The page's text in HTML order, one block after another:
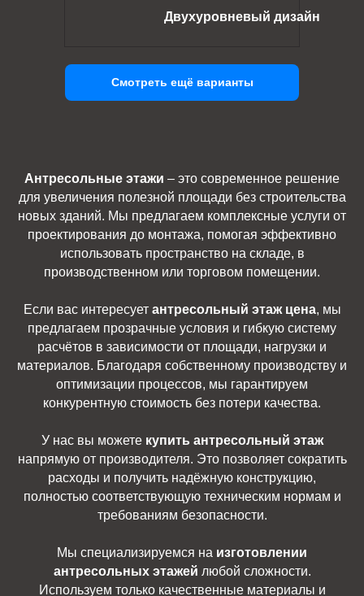
Двухуровневый дизайн
Смотреть ещё варианты
Антресольные этажи – это современное решение
для увеличения полезной площади без строительства
новых зданий. Мы предлагаем комплексные услуги от
проектирования до монтажа, помогая эффективно
использовать пространство на складе, в
производственном или торговом помещении.
Если вас интересует антресольный этаж цена, мы
предлагаем прозрачные условия и гибкую систему
расчётов в зависимости от площади, нагрузки и
материалов. Благодаря собственному производству и
оптимизации процессов, мы гарантируем
конкурентную стоимость без потери качества.
У нас вы можете купить антресольный этаж
напрямую от производителя. Это позволяет сократить
расходы и получить надёжную конструкцию,
полностью соответствующую техническим нормам и
требованиям безопасности.
Мы специализируемся на изготовлении
антресольных этажей любой сложности.
Используем только качественные материалы и